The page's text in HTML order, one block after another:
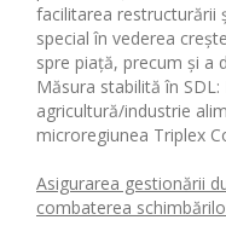
facilitarea restructurării
special în vederea
spre piață, precum și a
Măsura stabilită în
agricultură/industrie
microregiunea Triplex
Asigurarea gestionării
combaterea